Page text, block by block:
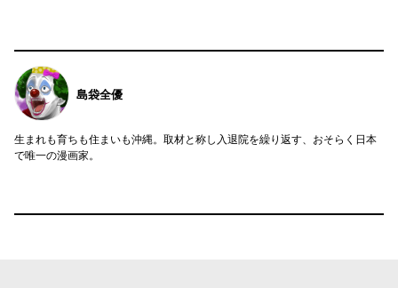
島袋全優
生まれも育ちも住まいも沖縄。取材と称し入退院を繰り返す、おそらく日本
で唯一の漫画家。